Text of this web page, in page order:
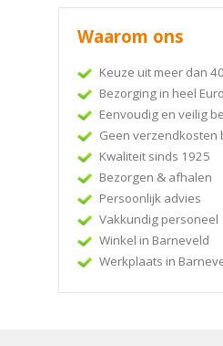
Waarom ons
Keuze uit meer dan
Bezorging in heel
Eenvoudig en veilig
Geen verzendkosten
Kwaliteit sinds 1925
Bezorgen & afhalen
Persoonlijk advies
Vakkundig personeel
Winkel in Barneveld
Werkplaats in